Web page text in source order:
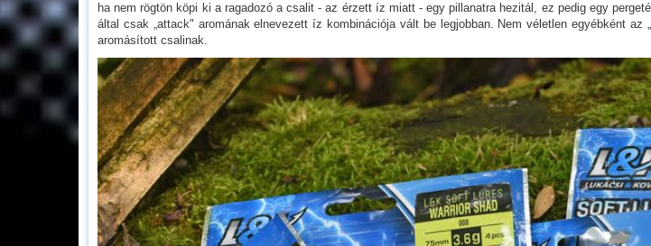
ha nem rögtön köpi ki a ragadozó a csalit - az érzett íz miatt - egy pillanatra hezitál, ez pedig egy
által csak „attack" aromának elnevezett íz kombinációja vált be legjobban. Nem véletlen egyébként
aromásított csalinak.